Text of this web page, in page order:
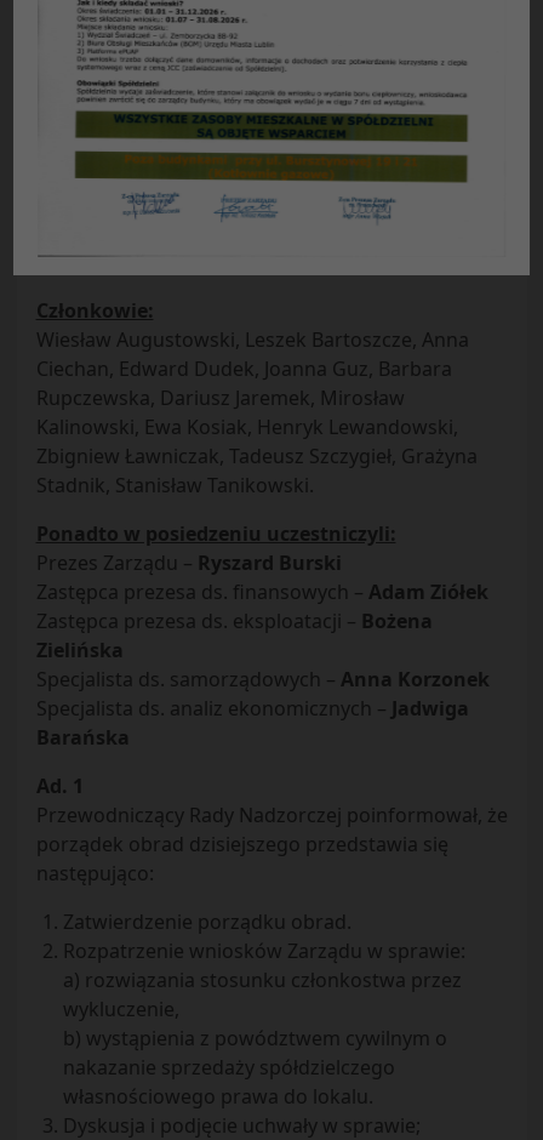
Protokół nr 9/2016
z posiedzenia plenarnego Rady Nadzorczej SM
„Czuby” w Lublinie
odbytego w dniu 06.09.2016 r.
Obecni:
Przewodniczący Rady –Alicja Stadnicka
Zastępcy przewodniczącego –
Edward Jasiński
Sekretarz –
Członkowie:
Wiesław Augustowski, Leszek Bartoszcze, Anna
Ciechan, Edward Dudek, Joanna Guz, Barbara
Rupczewska, Dariusz Jaremek, Mirosław
Kalinowski, Ewa Kosiak, Henryk Lewandowski,
Zbigniew Ławniczak, Tadeusz Szczygieł, Grażyna
Stadnik, Stanisław Tanikowski.
Ponadto w posiedzeniu uczestniczyli:
Prezes Zarządu – Ryszard Burski
Zastępca prezesa ds. finansowych – Adam Ziółek
Zastępca prezesa ds. eksploatacji – Bożena
Zielińska
Specjalista ds. samorządowych – Anna Korzonek
Specjalista ds. analiz ekonomicznych – Jadwiga
Barańska
Ad. 1
Przewodniczący Rady Nadzorczej poinformował, że
porządek obrad dzisiejszego przedstawia się
następująco:
Zatwierdzenie porządku obrad.
Rozpatrzenie wniosków Zarządu w sprawie:
a) rozwiązania stosunku członkostwa przez
wykluczenie,
b) wystąpienia z powództwem cywilnym o
nakazanie sprzedaży spółdzielczego
własnościowego prawa do lokalu.
Dyskusja i podjęcie uchwały w sprawie;